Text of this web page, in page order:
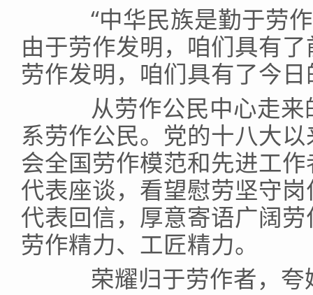
“中华民族是勤于劳作
由于劳作发明，咱们具有
劳作发明，咱们具有了今日
从劳作公民中心走来
系劳作公民。党的十八大
会全国劳作模范和先进工
代表座谈，看望慰劳坚守
代表回信，厚意寄语广阔
劳作精力、工匠精力。
荣耀归于劳作者，夸